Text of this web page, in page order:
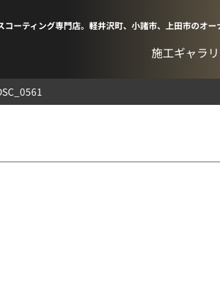
コーティング専門店。軽井沢町、小諸市、上田市のオ
施工ギャラ